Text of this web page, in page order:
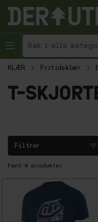
Hopp til innhold
KLÆR Fritidsklær
t-
Filtrer
Fant 4 produkter